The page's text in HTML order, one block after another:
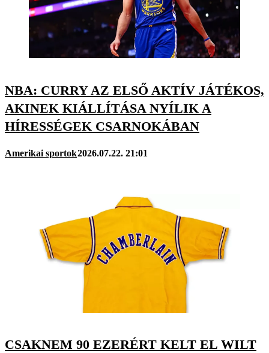
NBA: CURRY AZ ELSŐ AKTÍV JÁTÉKOS,
AKINEK KIÁLLÍTÁSA NYÍLIK A
HÍRESSÉGEK CSARNOKÁBAN
Amerikai sportok2026.07.22. 21:01
CSAKNEM 90 EZERÉRT KELT EL WILT